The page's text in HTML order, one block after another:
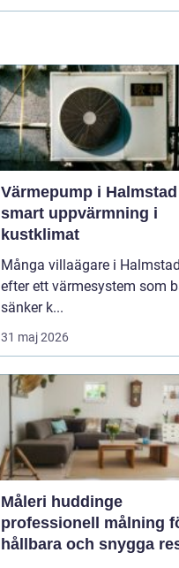
Värmepump i
smart uppvärmning i
kustklimat
Många villaägare i
efter ett värmesystem som
sänker k...
31 maj 2026
Måleri huddinge
professionell målning
hållbara och snygga